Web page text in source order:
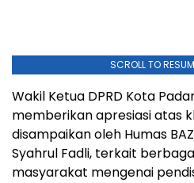
SCROLL TO
Wakil Ketua DPRD Kota
memberikan apresiasi atas
disampaikan oleh Humas
Syahrul Fadli, terkait
masyarakat mengenai